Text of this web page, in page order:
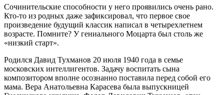
Сочинительские способности у него проявились очень рано.
Кто-то из родных даже зафиксировал, что первое свое
произведение будущий классик написал в четырехлетнем
возрасте. Помните? У гениального Моцарта был столь же
«низкий старт».
Родился Давид Тухманов 20 июля 1940 года в семье
московских интеллигентов. Задачу воспитать сына
композитором вполне осознанно поставила перед собой его
мама. Вера Анатольевна Карасева была выпускницей